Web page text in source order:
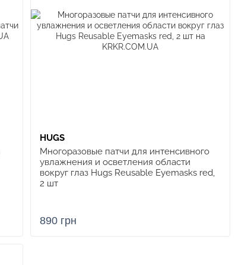
HUGS
Многоразовые патчи для интенсивного
увлажнения и осветления области
вокруг глаз Hugs Reusable Eyemasks red,
2 шт
890 грн